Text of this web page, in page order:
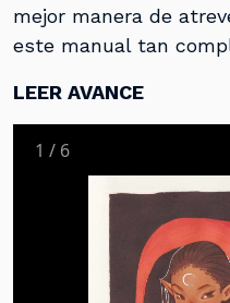
mejor manera de
este manual tan
LEER AVANCE
1 / 6